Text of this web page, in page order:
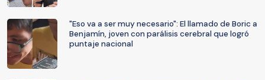
"Eso va a ser muy necesario": El llamado de Boric a
Benjamín, joven con parálisis cerebral que logró
puntaje nacional